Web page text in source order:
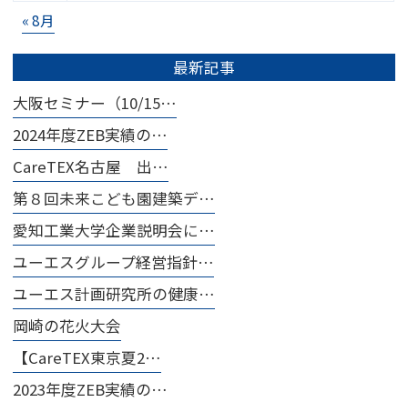
« 8月
最新記事
大阪セミナー（10/15…
2024年度ZEB実績の…
CareTEX名古屋 出…
第８回未来こども園建築デ…
愛知工業大学企業説明会に…
ユーエスグループ経営指針…
ユーエス計画研究所の健康…
岡崎の花火大会
【CareTEX東京夏2…
2023年度ZEB実績の…